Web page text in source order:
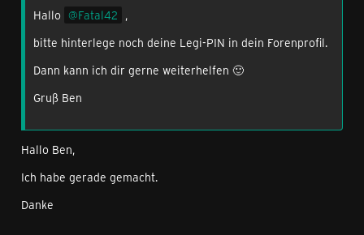
Hallo Fatal42 ,
bitte hinterlege noch deine Legi-PIN in dein Forenprofil.
Dann kann ich dir gerne weiterhelfen 🙂
Gruß Ben
Hallo Ben,
Ich habe gerade gemacht.
Danke